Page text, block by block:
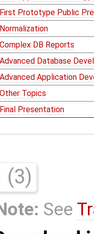
First Prototype Public
Normalization
Complex DB Reports
Advanced Database
Advanced Application
Other Topics
Final Presentation
(3)
See